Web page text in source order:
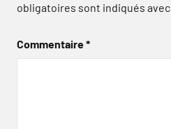
obligatoires sont indiqués avec
Commentaire*